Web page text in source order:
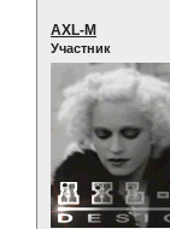
AXL-M
Участник